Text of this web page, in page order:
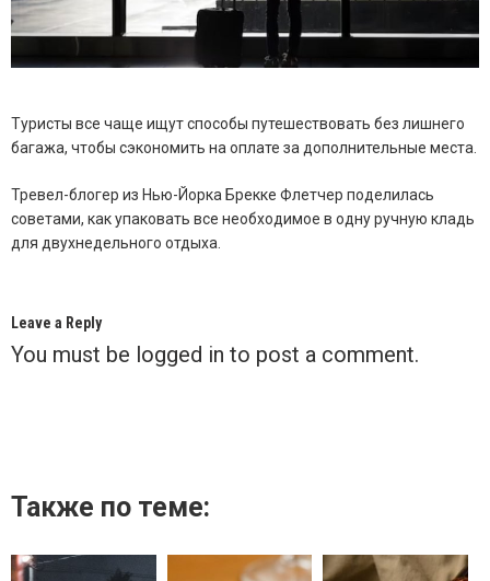
Туристы все чаще ищут способы путешествовать без лишнего
багажа, чтобы сэкономить на оплате за дополнительные места.
Тревел-блогер из Нью-Йорка Брекке Флетчер поделилась
советами, как упаковать все необходимое в одну ручную кладь
для двухнедельного отдыха.
Leave a Reply
You must be logged in to post a comment.
Также по теме: